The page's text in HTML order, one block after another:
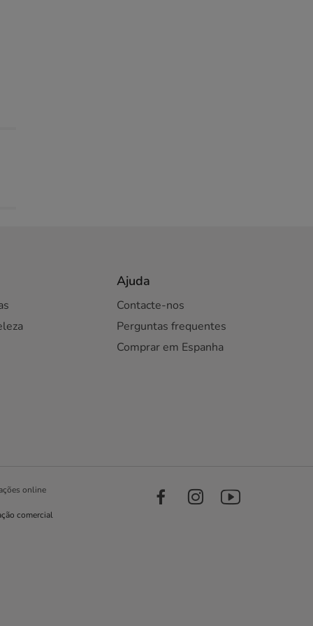
Ajuda
Contacte-nos
Perguntas frequentes
Comprar em Espanha
online
comercial